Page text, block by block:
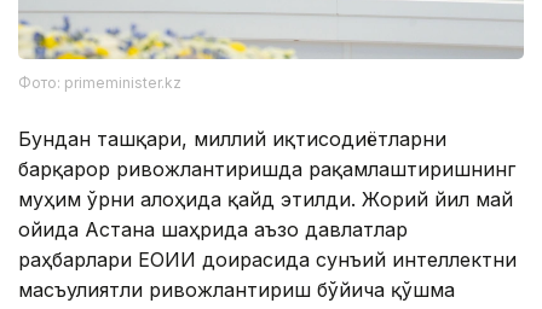
Фото: primeminister.kz
Бундан ташқари, миллий иқтисодиётларни
барқарор ривожлантиришда рақамлаштиришнинг
муҳим ўрни алоҳида қайд этилди. Жорий йил май
ойида Астана шаҳрида аъзо давлатлар
раҳбарлари ЕОИИ доирасида сунъий интеллектни
масъулиятли ривожлантириш бўйича қўшма